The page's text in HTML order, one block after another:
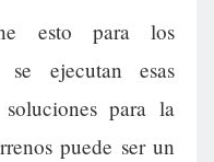
esto para los
ejecutan esas
soluciones para la
puede ser un